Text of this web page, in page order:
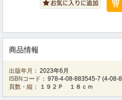
商品情報
出版年月： 2023年6月
ISBNコード： 978-4-08-883545-7 (4-08-
頁数・縦：
１９２Ｐ １８ｃｍ